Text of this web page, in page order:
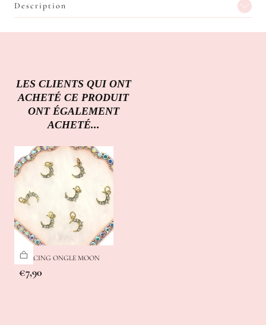
Description
LES CLIENTS QUI ONT
ACHETÉ CE PRODUIT
ONT ÉGALEMENT
ACHETÉ...
PIERCING ONGLE MOON
Prix
€7,90